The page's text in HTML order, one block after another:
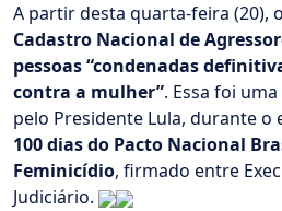
A partir desta quarta-feira (20),
Cadastro Nacional de
pessoas “condenadas
contra a mulher”. Essa foi
pelo Presidente Lula, durante o
100 dias do Pacto Nacional
Feminicídio, firmado entre
Judiciário.